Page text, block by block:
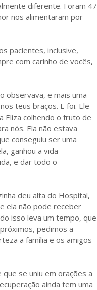
diferente. Foram 47
nos alimentaram por
pacientes, inclusive,
com carinho de vocês,
observava, e mais uma
teus braços. E foi. Ele
Eliza colhendo o fruto de
nós. Ela não estava
conseguiu ser uma
ganhou a vida
e dar todo o
deu alta do Hospital,
ela não pode receber
isso leva um tempo, que
pedimos a
a família e os amigos
se uniu em orações a
ainda tem uma